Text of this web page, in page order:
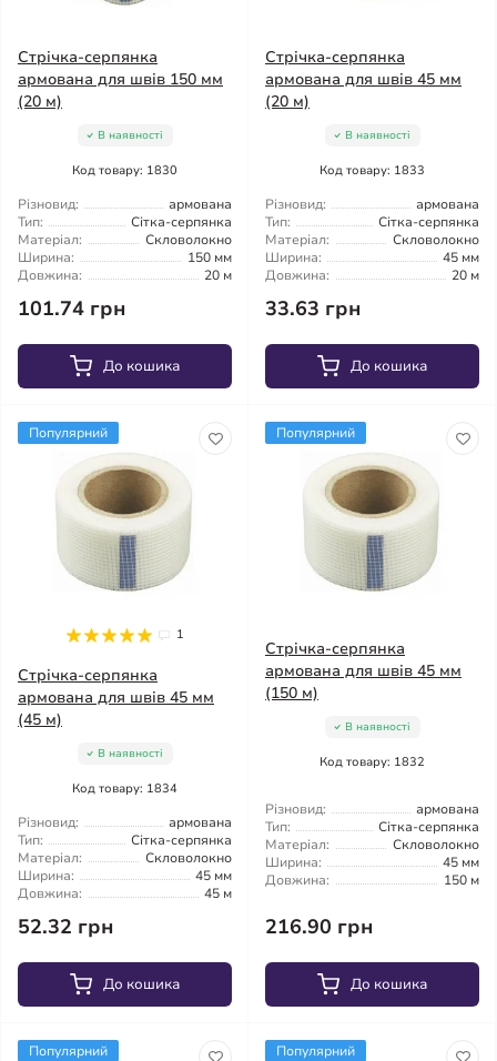
Стрічка-серпянка
армована для швів 150 мм
(20 м)
В наявності
Код товару: 1830
Різновид:
армована
Тип:
Сітка-серпянка
Матеріал:
Скловолокно
Ширина:
150 мм
Довжина:
20 м
101.74 грн
До кошика
Стрічка-серпянка
армована для швів 45 мм
(20 м)
В наявності
Код товару: 1833
Різновид:
армована
Тип:
Сітка-серпянка
Матеріал:
Скловолокно
Ширина:
45 мм
Довжина:
20 м
33.63 грн
До кошика
Популярний
1
Стрічка-серпянка
армована для швів 45 мм
(45 м)
В наявності
Код товару: 1834
Різновид:
армована
Тип:
Сітка-серпянка
Матеріал:
Скловолокно
Ширина:
45 мм
Довжина:
45 м
52.32 грн
До кошика
Популярний
Стрічка-серпянка
армована для швів 45 мм
(150 м)
В наявності
Код товару: 1832
Різновид:
армована
Тип:
Сітка-серпянка
Матеріал:
Скловолокно
Ширина:
45 мм
Довжина:
150 м
216.90 грн
До кошика
Популярний Популярний